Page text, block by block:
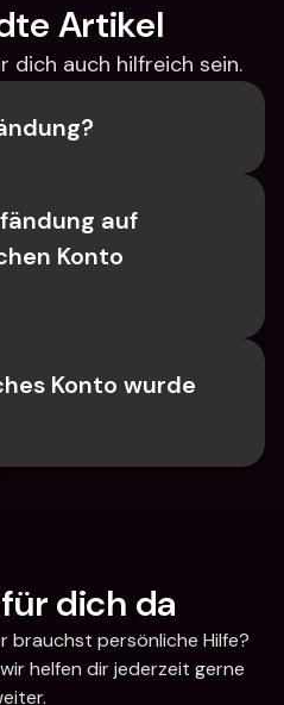
Artikel
dich auch hilfreich sein.
auf
Konto
Konto wurde
dich da
brauchst persönliche Hilfe?
helfen dir jederzeit gerne